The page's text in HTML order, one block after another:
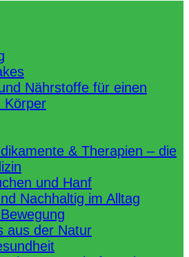
Nährstoffe für einen
Körper
& Therapien – die
und Hanf
Nachhaltig im Alltag
aus der Natur